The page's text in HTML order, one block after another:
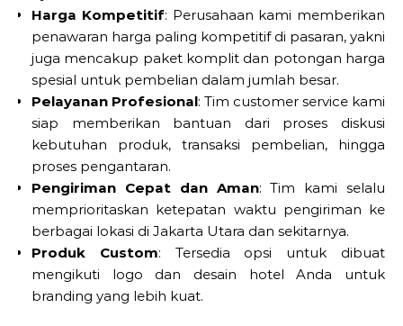
Harga Kompetitif: Perusahaan kami memberikan
penawaran harga paling kompetitif di pasaran, yakni
juga mencakup paket komplit dan potongan harga
spesial untuk pembelian dalam jumlah besar.
Pelayanan Profesional: Tim customer service kami
siap memberikan bantuan dari proses diskusi
kebutuhan produk, transaksi pembelian, hingga
proses pengantaran.
Pengiriman Cepat dan Aman: Tim kami selalu
memprioritaskan ketepatan waktu pengiriman ke
berbagai lokasi di Jakarta Utara dan sekitarnya.
Produk Custom: Tersedia opsi untuk dibuat
mengikuti logo dan desain hotel Anda untuk
branding yang lebih kuat.